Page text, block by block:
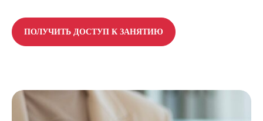
ПОЛУЧИТЬ ДОСТУП К ЗАНЯТИЮ